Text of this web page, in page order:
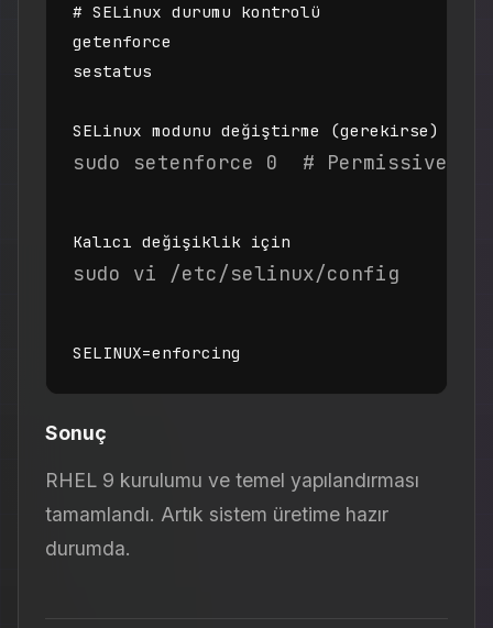
# SELinux durumu kontrolü
getenforce
sestatus
SELinux modunu değiştirme (gerekirse)
sudo setenforce 0  # Permissive
Kalıcı değişiklik için
sudo vi /etc/selinux/config
SELINUX=enforcing
Sonuç
RHEL 9 kurulumu ve temel yapılandırması
tamamlandı. Artık sistem üretime hazır
durumda.